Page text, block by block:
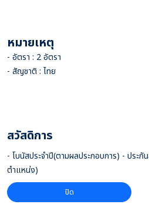
หมายเหตุ
- อัตรา : 2 อัตรา
- สัญชาติ : ไทย
สวัสดิการ
- โบนัสประจำปี(ตามผลประกอบการ) - ประ
ตำแหน่ง)
ปิด